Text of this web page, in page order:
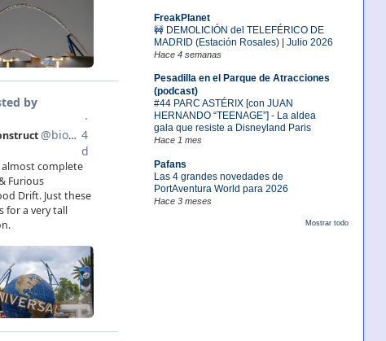
FreakPlanet
🚧 DEMOLICIÓN del TELEFÉRICO DE
MADRID (Estación Rosales) | Julio 2026
Hace 4 semanas
Pesadilla en el Parque de Atracciones
(podcast)
#44 PARC ASTÉRIX [con JUAN
HERNANDO “TEENAGE”] - La aldea
gala que resiste a Disneyland Paris
Hace 1 mes
Pafans
Las 4 grandes novedades de
PortAventura World para 2026
Hace 3 meses
Mostrar todo